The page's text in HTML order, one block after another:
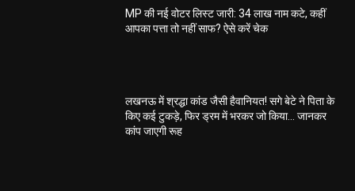
MP की नई वोटर लिस्ट जारी: 34 लाख नाम कटे, कहीं
आपका पत्ता तो नहीं साफ? ऐसे करें चेक
लखनऊ में श्रद्धा कांड जैसी हैवानियत! सगे बेटे ने पिता के
किए कई टुकड़े, फिर ड्रम में भरकर जो किया… जानकर
कांप जाएगी रूह